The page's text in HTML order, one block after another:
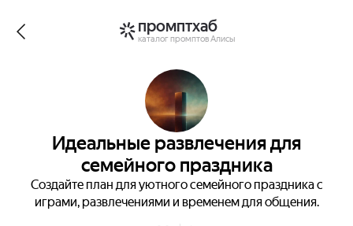
промптхаб
каталог промптов Алисы
Идеальные развлечения для
семейного праздника
Создайте план для уютного семейного праздника с
играми, развлечениями и временем для общения.